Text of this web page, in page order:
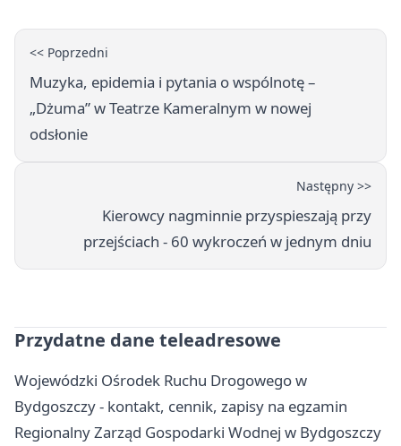
<< Poprzedni
Muzyka, epidemia i pytania o wspólnotę –
„Dżuma” w Teatrze Kameralnym w nowej
odsłonie
Następny >>
Kierowcy nagminnie przyspieszają przy
przejściach - 60 wykroczeń w jednym dniu
Przydatne dane teleadresowe
Wojewódzki Ośrodek Ruchu Drogowego w
Bydgoszczy - kontakt, cennik, zapisy na egzamin
Regionalny Zarząd Gospodarki Wodnej w Bydgoszczy